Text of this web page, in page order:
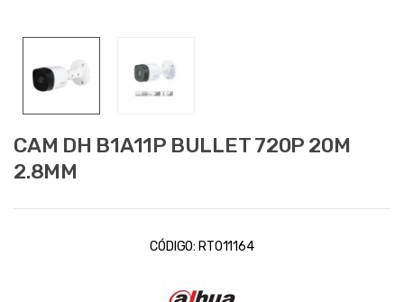
CAM DH B1A11P BULLET 720P 20M
2.8MM
CÓDIGO: RT011164